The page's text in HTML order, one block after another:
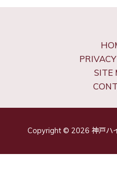
SITE
Copyright © 2026 神戸ハ